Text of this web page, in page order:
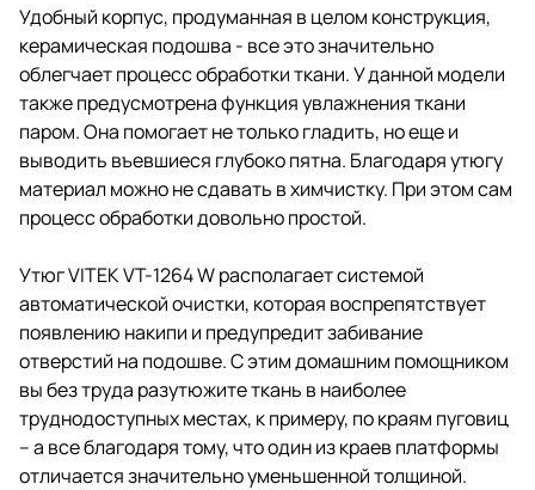
Удобный корпус, продуманная в целом конструкция,
керамическая подошва - все это значительно
облегчает процесс обработки ткани. У данной модели
также предусмотрена функция увлажнения ткани
паром. Она помогает не только гладить, но еще и
выводить въевшиеся глубоко пятна. Благодаря утюгу
материал можно не сдавать в химчистку. При этом сам
процесс обработки довольно простой.
Утюг VITEK VT-1264 W располагает системой
автоматической очистки, которая воспрепятствует
появлению накипи и предупредит забивание
отверстий на подошве. С этим домашним помощником
вы без труда разутюжите ткань в наиболее
труднодоступных местах, к примеру, по краям пуговиц
– а все благодаря тому, что один из краев платформы
отличается значительно уменьшенной толщиной.